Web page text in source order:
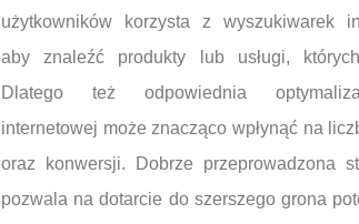
użytkowników korzysta z wyszukiwarek
aby znaleźć produkty lub usługi,
Dlatego też odpowiednia
internetowej może znacząco wpłynąć na
oraz konwersji. Dobrze przeprowadzona
pozwala na dotarcie do szerszego grona